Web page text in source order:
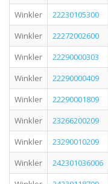
Winkler
22230105300
Winkler
22272002600
Winkler
22290000303
Winkler
22290000409
Winkler
22290001809
Winkler
23266200209
Winkler
23290010209
Winkler
242301036006